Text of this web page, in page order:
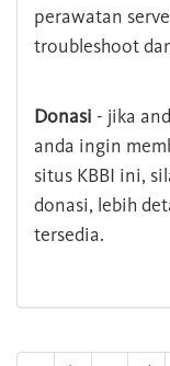
perawatan
troubleshoot
Donasi - jika
anda ingin
situs KBBI ini,
donasi, lebih
tersedia.